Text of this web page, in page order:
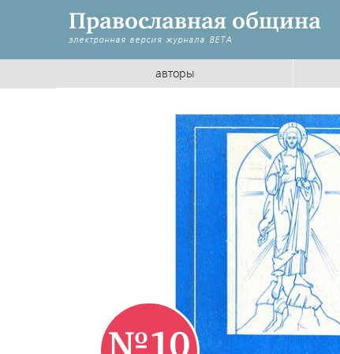
Православная община
электронная версия журнала BETA
авторы